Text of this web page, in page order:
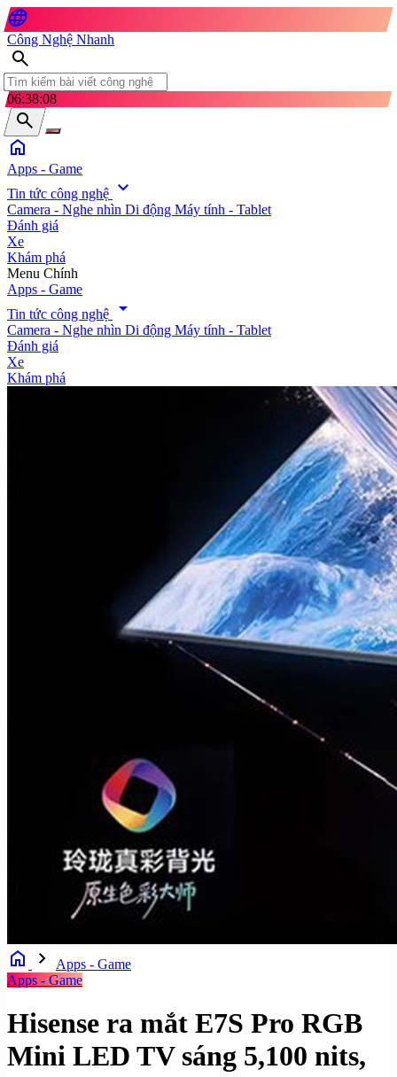
language
Công Nghệ Nhanh
search
06:38:09
search
home
Apps - Game
Tin tức công nghệ expand_more
Camera - Nghe nhìn Di động Máy tính - Tablet
Đánh giá
Xe
Khám phá
search
Menu Chính
Apps - Game
Tin tức công nghệ
arrow_drop_down
Camera - Nghe nhìn Di động Máy tính - Tablet
Đánh giá
Xe
Khám phá
home chevron_right
Apps - Game
Apps - Game
Hisense ra mắt E7S Pro RGB
Mini LED TV sáng 5,100 nits,